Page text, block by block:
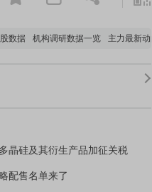
据 机构调研数据一览 主力最新动向
晶硅及其衍生产品加征关税
配售名单来了